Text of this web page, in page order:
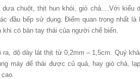
chuột, thịt hun khói, giò chả....Với kiểu
đầu bếp sử dụng. Điểm quan trọng nhất
có bàn tay thái của người chế biến.
dộ dày lát thịt từ 0,2mm – 1,5cm. Quý
máy để thái được củ quả, hay giò chả,